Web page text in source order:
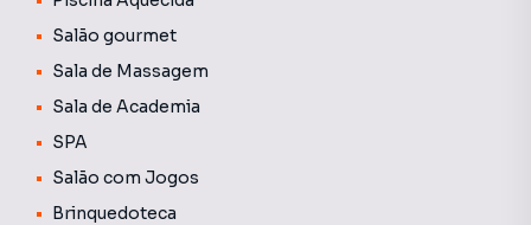
Salão gourmet
Sala de Massagem
Sala de Academia
SPA
Salão com Jogos
Brinquedoteca